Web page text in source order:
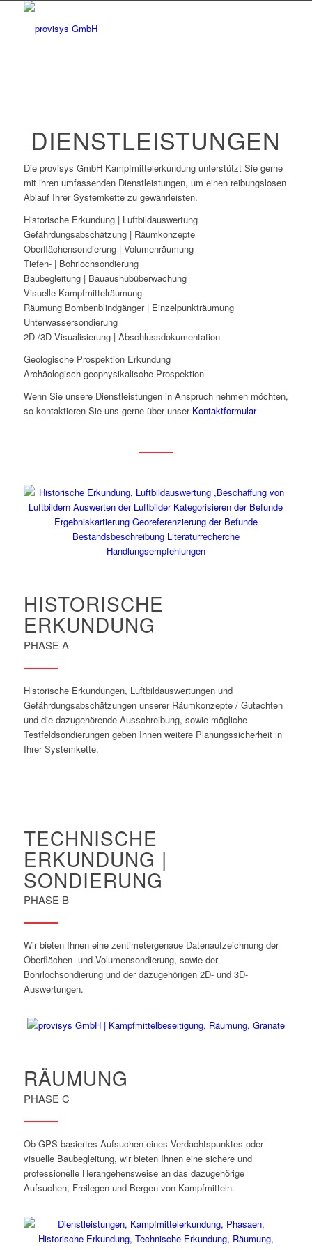
DIENSTLEISTUNGEN
Die provisys GmbH Kampfmittelerkundung unterstützt Sie gerne
mit ihren umfassenden Dienstleistungen, um einen reibungslosen
Ablauf Ihrer Systemkette zu gewährleisten.
Historische Erkundung | Luftbildauswertung
Gefährdungsabschätzung | Räumkonzepte
Oberflächensondierung | Volumenräumung
Tiefen- | Bohrlochsondierung
Baubegleitung | Bauaushubüberwachung
Visuelle Kampfmittelräumung
Räumung Bombenblindgänger | Einzelpunkträumung
Unterwassersondierung
2D-/3D Visualisierung | Abschlussdokumentation
Geologische Prospektion Erkundung
Archäologisch-geophysikalische Prospektion
Wenn Sie unsere Dienstleistungen in Anspruch nehmen möchten,
so kontaktieren Sie uns gerne über unser Kontaktformular
HISTORISCHE
ERKUNDUNG
PHASE A
Historische Erkundungen, Luftbildauswertungen und
Gefährdungsabschätzungen unserer Räumkonzepte / Gutachten
und die dazugehörende Ausschreibung, sowie mögliche
Testfeldsondierungen geben Ihnen weitere Planungssicherheit in
Ihrer Systemkette.
TECHNISCHE
ERKUNDUNG |
SONDIERUNG
PHASE B
Wir bieten Ihnen eine zentimetergenaue Datenaufzeichnung der
Oberflächen- und Volumensondierung, sowie der
Bohrlochsondierung und der dazugehörigen 2D- und 3D-
Auswertungen.
RÄUMUNG
PHASE C
Ob GPS-basiertes Aufsuchen eines Verdachtspunktes oder
visuelle Baubegleitung, wir bieten Ihnen eine sichere und
professionelle Herangehensweise an das dazugehörige
Aufsuchen, Freilegen und Bergen von Kampfmitteln.